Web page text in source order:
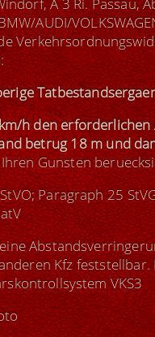
AUDI/
h den erforderlichen
betrug 18 m und
Gunsten
Paragraph 25
Kfz
VKS3